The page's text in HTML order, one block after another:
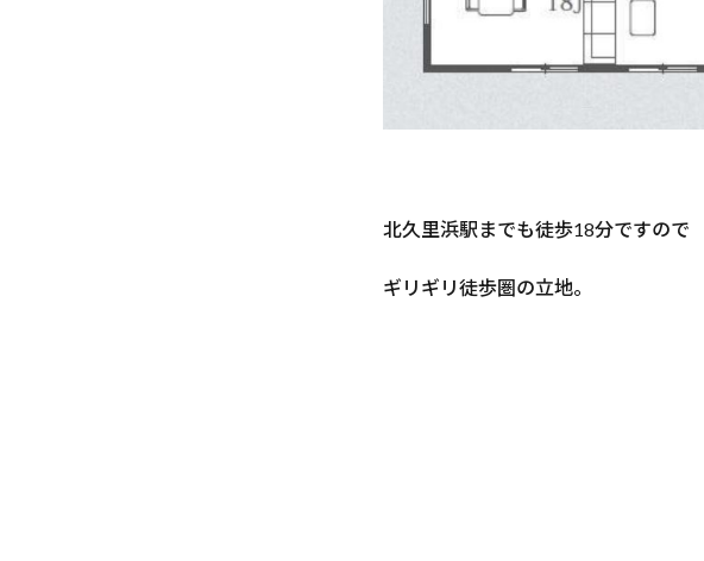
北久里浜駅までも徒歩18分ですので
ギリギリ徒歩圏の立地。